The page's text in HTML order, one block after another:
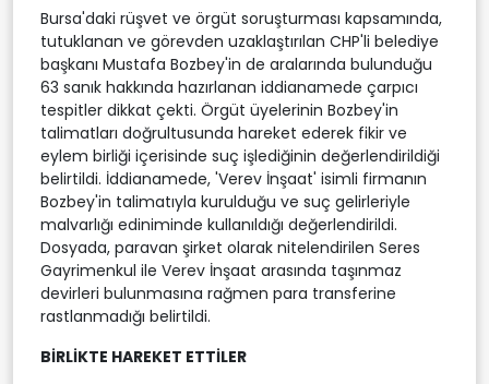
Bursa'daki rüşvet ve örgüt soruşturması kapsamında,
tutuklanan ve görevden uzaklaştırılan CHP'li belediye
başkanı Mustafa Bozbey'in de aralarında bulunduğu
63 sanık hakkında hazırlanan iddianamede çarpıcı
tespitler dikkat çekti. Örgüt üyelerinin Bozbey'in
talimatları doğrultusunda hareket ederek fikir ve
eylem birliği içerisinde suç işlediğinin değerlendirildiği
belirtildi. İddianamede, 'Verev İnşaat' isimli firmanın
Bozbey'in talimatıyla kurulduğu ve suç gelirleriyle
malvarlığı ediniminde kullanıldığı değerlendirildi.
Dosyada, paravan şirket olarak nitelendirilen Seres
Gayrimenkul ile Verev İnşaat arasında taşınmaz
devirleri bulunmasına rağmen para transferine
rastlanmadığı belirtildi.
BİRLİKTE HAREKET ETTİLER